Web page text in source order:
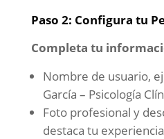
Paso 2: Configura tu
Completa tu
Nombre de usuario,
García – Psicología
Foto profesional y
destaca tu